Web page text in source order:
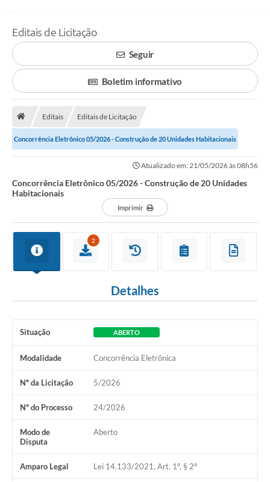
Transparência
Principal
Notícias
Secretarias
Legislação
OUVIDORIA
Arquivos para Download
Telefones Úteis
Editais de Licitação
Seguir
Boletim informativo
Editais Editais de Licitação
Concorrência Eletrônico 05/2026 - Construção de 20 Unidades Habitacionais
Atualizado em: 21/05/2026 às 08h56
Concorrência Eletrônico 05/2026 - Construção de 20 Unidades
Habitacionais
Imprimir
2
Detalhes
Situação ABERTO
Modalidade Concorrência Eletrônica
Nº da Licitação 5/2026
Nº do Processo 24/2026
Modo de
Disputa
Aberto
Amparo Legal Lei 14.133/2021, Art. 1º, § 2º